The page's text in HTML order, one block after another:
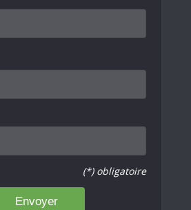
(*) obligatoire